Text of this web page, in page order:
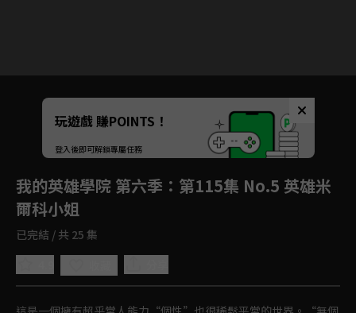
Unmute
如有不便請見諒
玩遊戲 賺POINTS！
登入後即可解鎖專屬任務
我的英雄學院 第六季 ：第115集 No.5 英雄米
爾科小姐
已完結 / 共 25 集